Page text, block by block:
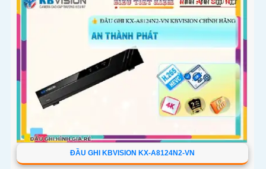
ĐẦU GHI KBVISION KX-A8124N2-VN